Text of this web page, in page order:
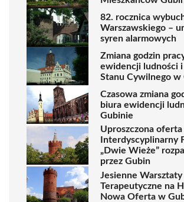
82. rocznica
Warszawskiego –
syren alarmowych
Zmiana godzin
ewidencji ludności
Stanu Cywilnego w
Czasowa zmiana
biura ewidencji
Gubinie
Uproszczona oferta
Interdyscyplinarny
„Dwie Wieże”
przez Gubin
Jesienne Warsztaty
Terapeutyczne na
Nowa Oferta w